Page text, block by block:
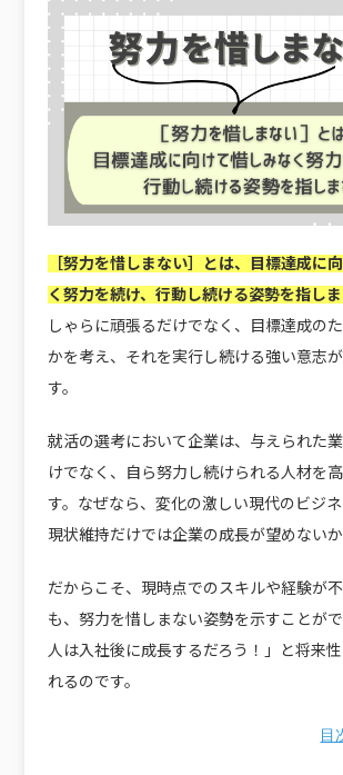
［努力を惜しまない］とは、目標達成に
く努力を続け、行動し続ける姿勢を指し
しゃらに頑張るだけでなく、目標達成の
かを考え、それを実行し続ける強い意志
す。
就活の選考において企業は、与えられた
けでなく、自ら努力し続けられる人材を
す。なぜなら、変化の激しい現代のビジネ
現状維持だけでは企業の成長が望めないか
だからこそ、現時点でのスキルや経験が
も、努力を惜しまない姿勢を示すことが
人は入社後に成長するだろう！」と将来
れるのです。
目